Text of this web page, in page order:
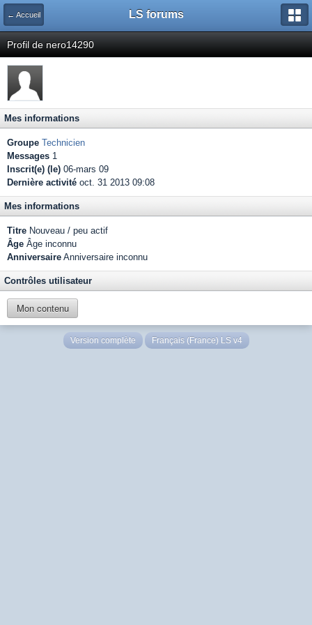
← Accueil LS forums
Profil de nero14290
Mes informations
Groupe Technicien
Messages 1
Inscrit(e) (le) 06-mars 09
Dernière activité oct. 31 2013 09:08
Mes informations
Titre Nouveau / peu actif
Âge Âge inconnu
Anniversaire Anniversaire inconnu
Contrôles utilisateur
Mon contenu
Version complète Français (France) LS v4